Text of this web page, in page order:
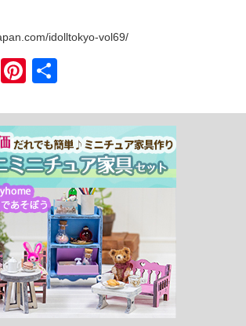
idolltokyo-vol69/
LinePinterest